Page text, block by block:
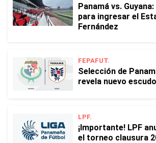
Panamá vs.
para ingresar el
Fernández
FEPAFUT.
Selección de
revela nuevo escudo
LPF.
¡Importante! LPF
el torneo clausura